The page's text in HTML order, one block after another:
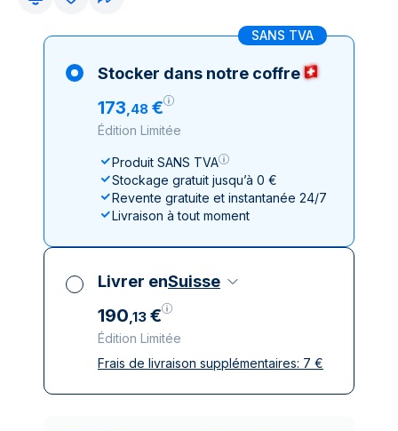
SANS TVA
Stocker dans notre coffre
173,48 €
Édition Limitée
Produit SANS TVA
Stockage gratuit jusqu’à 0 €
Revente gratuite et instantanée 24/7
Livraison à tout moment
Livrer enSuisse
190,13 €
Édition Limitée
Toutes taxes comprises
Frais de livraison supplémentaires: 7 €